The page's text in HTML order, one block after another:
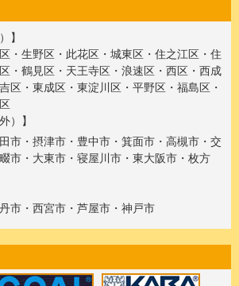
】
・生野区・此花区・城東区・住之江区・住
・鶴見区・天王寺区・浪速区・西区・西成
区・東成区・東淀川区・平野区・福島区・
）】
市・摂津市・豊中市・箕面市・高槻市・交
市・大東市・寝屋川市・東大阪市・枚方
市・西宮市・芦屋市・神戸市